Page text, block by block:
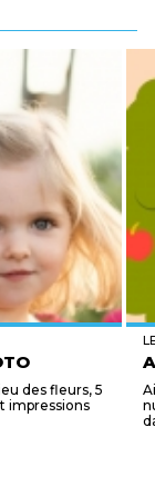
des fleurs, 5
impressions